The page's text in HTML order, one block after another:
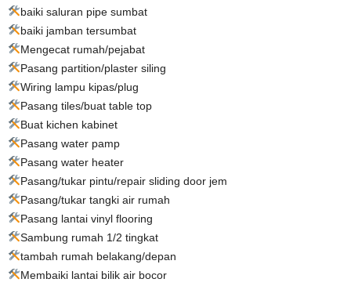
baiki saluran pipe sumbat
baiki jamban tersumbat
Mengecat rumah/pejabat
Pasang partition/plaster siling
Wiring lampu kipas/plug
Pasang tiles/buat table top
Buat kichen kabinet
Pasang water pamp
Pasang water heater
Pasang/tukar pintu/repair sliding door jem
Pasang/tukar tangki air rumah
Pasang lantai vinyl flooring
Sambung rumah 1/2 tingkat
tambah rumah belakang/depan
Membaiki lantai bilik air bocor